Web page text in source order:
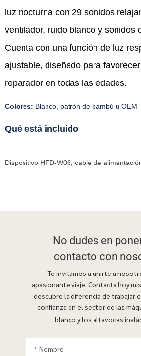
luz nocturna con 29 sonidos
ventilador, ruido blanco y sonidos
Cuenta con una función de luz
ajustable, diseñado para
reparador en todas las edades.
Colores: Blanco, patrón de bambú u OEM
Qué está incluido
Dispositivo HFD-W06, cable de
No dudes en
contacto con
Te invitamos a unirte a
apasionante viaje. Contacta hoy
descubre la diferencia de trabajar
confianza en el sector de las
blanco y los altavoces
Nombre